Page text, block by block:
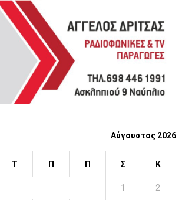
H
Αύγουστος 2026
Τ Π Π Σ Κ
1 2